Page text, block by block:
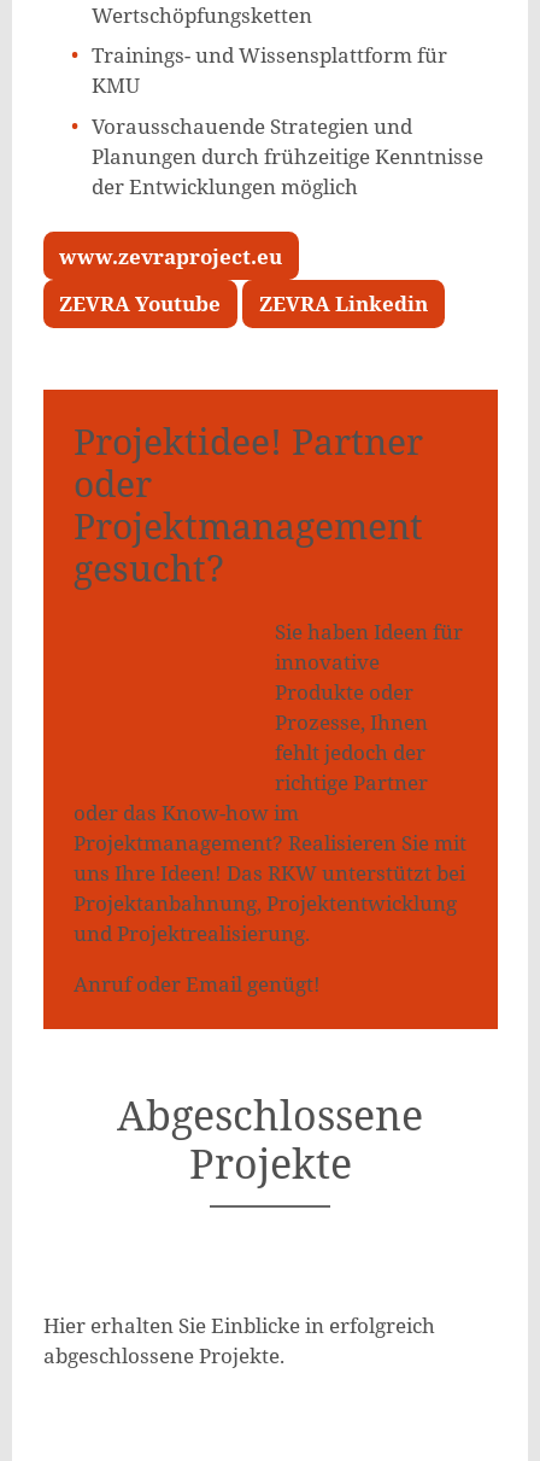
Wertschöpfungsketten
Trainings- und Wissensplattform für
KMU
Vorausschauende Strategien und
Planungen durch frühzeitige Kenntnisse
der Entwicklungen möglich
www.zevraproject.eu
ZEVRA Youtube
ZEVRA Linkedin
Projektidee! Partner
oder
Projektmanagement
gesucht?
Sie haben Ideen für
innovative
Produkte oder
Prozesse, Ihnen
fehlt jedoch der
richtige Partner
oder das Know-how im
Projektmanagement? Realisieren Sie mit
uns Ihre Ideen! Das RKW unterstützt bei
Projektanbahnung, Projektentwicklung
und Projektrealisierung.
Anruf oder Email genügt!
Abgeschlossene
Projekte
Hier erhalten Sie Einblicke in erfolgreich
abgeschlossene Projekte.